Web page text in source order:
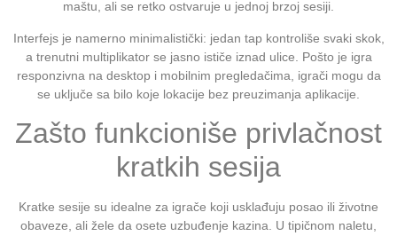
maštu, ali se retko ostvaruje u jednoj brzoj sesiji.
Interfejs je namerno minimalistički: jedan tap kontroliše svaki skok,
a trenutni multiplikator se jasno ističe iznad ulice. Pošto je igra
responzivna na desktop i mobilnim pregledačima, igrači mogu da
se uključe sa bilo koje lokacije bez preuzimanja aplikacije.
Zašto funkcioniše privlačnost
kratkih sesija
Kratke sesije su idealne za igrače koji usklađuju posao ili životne
obaveze, ali žele da osete uzbuđenje kazina. U tipičnom naletu,